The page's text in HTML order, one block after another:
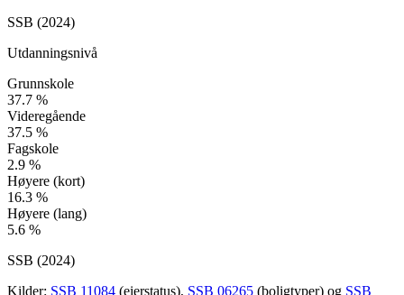
SSB (2024)
Utdanningsnivå
Grunnskole
37.7 %
Videregående
37.5 %
Fagskole
2.9 %
Høyere (kort)
16.3 %
Høyere (lang)
5.6 %
SSB (2024)
Kilder: SSB 11084 (eierstatus), SSB 06265 (boligtyper) og SSB